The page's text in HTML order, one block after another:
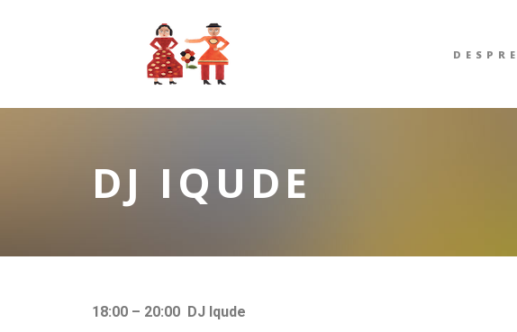
DESPRE
DJ IQUDE
18:00 – 20:00 DJ Iqude